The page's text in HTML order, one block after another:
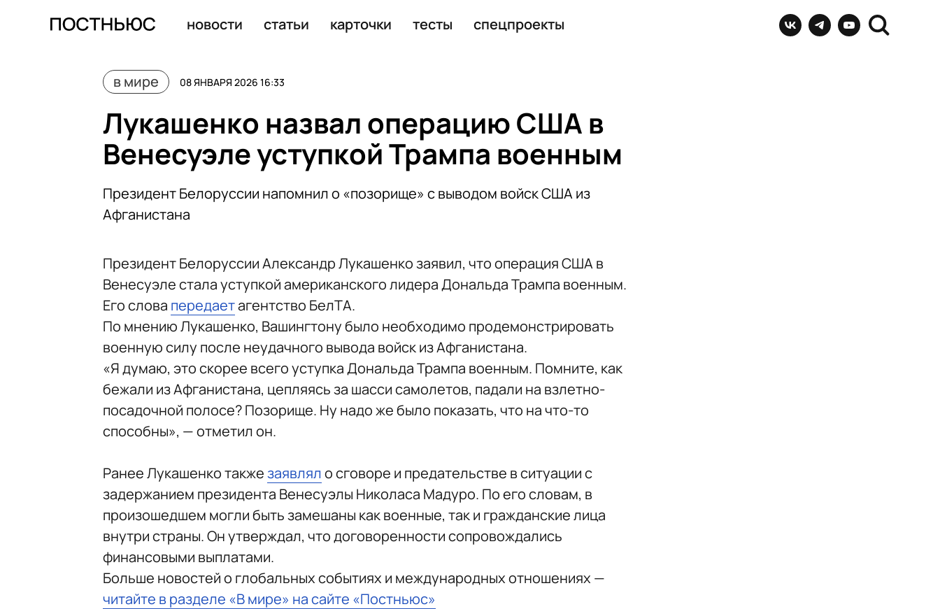
новости статьи карточки тесты спецпроекты
в мире 08 ЯНВАРЯ 2026 16:33
Лукашенко назвал операцию США в
Венесуэле уступкой Трампа военным
Президент Белоруссии напомнил о «позорище» с выводом войск США из
Афганистана
Президент Белоруссии Александр Лукашенко заявил, что операция США в
Венесуэле стала уступкой американского лидера Дональда Трампа военным.
Его слова передаетагентство БелТА.
По мнению Лукашенко, Вашингтону было необходимо продемонстрировать
военную силу после неудачного вывода войск из Афганистана.
«Я думаю, это скорее всего уступка Дональда Трампа военным. Помните, как
бежали из Афганистана, цепляясь за шасси самолетов, падали на взлетно-
посадочной полосе? Позорище. Ну надо же было показать, что на что-то
способны», — отметил он.
Ранее Лукашенко такжезаявляло сговоре и предательстве в ситуации с
задержанием президента Венесуэлы Николаса Мадуро. По его словам, в
произошедшем могли быть замешаны как военные, так и гражданские лица
внутри страны. Он утверждал, что договоренности сопровождались
финансовыми выплатами.
Больше новостей о глобальных событиях и международных отношениях —
читайте в разделе «В мире» на сайте «Постньюс»